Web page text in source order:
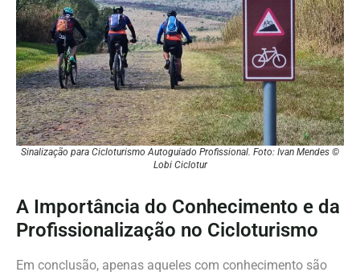
Sinalização para Cicloturismo Autoguiado Profissional. Foto: Ivan Mendes ©
Lobi Ciclotur
A Importância do Conhecimento e da
Profissionalização no Cicloturismo
Em conclusão, apenas aqueles com conhecimento são